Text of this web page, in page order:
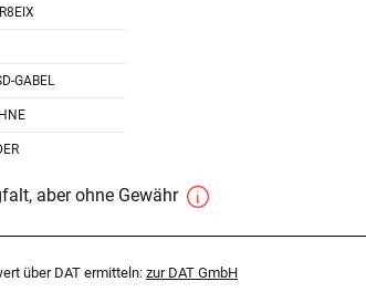
GABEL
aber ohne Gewähr
über DAT ermitteln: zur DAT GmbH